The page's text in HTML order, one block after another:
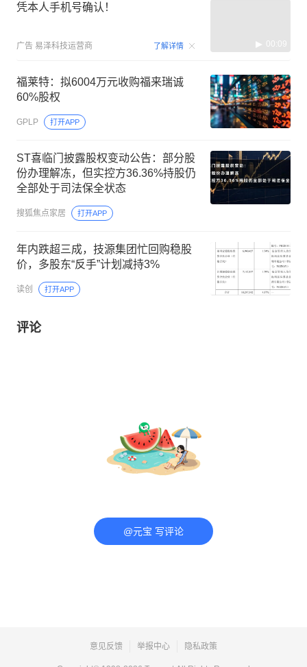
凭本人手机号确认！
广告 易泽科技运营商 了解详情 00:09
福莱特：拟6004万元收购福来瑞诚
60%股权
GPLP 打开APP
ST喜临门披露股权变动公告：部分股
份办理解冻，但实控方36.36%持股仍
全部处于司法保全状态
搜狐焦点家居 打开APP
年内跌超三成，技源集团忙回购稳股
价，多股东“反手”计划减持3%
读创 打开APP
评论
@元宝 写评论
意见反馈 举报中心 隐私政策